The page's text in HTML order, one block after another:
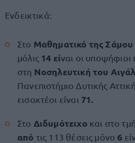
Ενδεικτικά:
Στο Μαθηματικό της Σάμου
μόλις 14 είναι οι υποψήφιοι
στη Νοσηλευτική του
Πανεπιστήμιο Δυτικής
εισακτέοι είναι 71.
Στο Διδυμότειχο και στο
από τις 113 θέσεις μόνο 6